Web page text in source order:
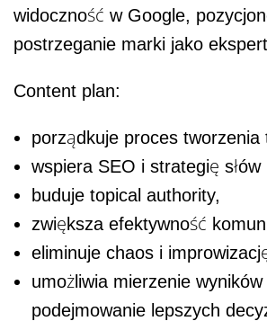
widoczność w Google,
postrzeganie marki jako
Content plan:
porządkuje proces tworzenia
wspiera SEO i strategię słów
buduje topical authority,
zwiększa efektywność
eliminuje chaos i
umożliwia mierzenie wyników
podejmowanie lepszych